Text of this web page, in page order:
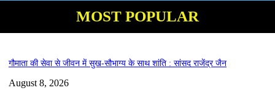
MOST POPULAR
गौमाता की सेवा से जीवन में सुख-सौभाग्य के साथ शांति : सांसद राजेंद्र जैन
August 8, 2026